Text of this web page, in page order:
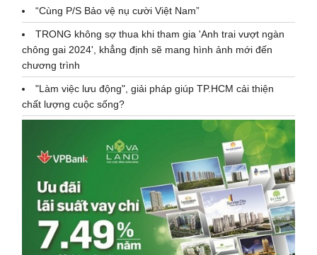
“Cùng P/S Bảo vệ nụ cười Việt Nam”
TRONG không sợ thua khi tham gia 'Anh trai vượt ngàn
chông gai 2024', khẳng định sẽ mang hình ảnh mới đến
chương trình
"Làm việc lưu động", giải pháp giúp TP.HCM cải thiện
chất lượng cuộc sống?